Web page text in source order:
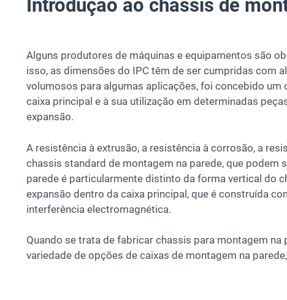
Introdução ao chassis de
Alguns produtores de máquinas e equipamentos são
isso, as dimensões do IPC têm de ser cumpridas com
volumosos para algumas aplicações, foi concebido
caixa principal e à sua utilização em determinadas
expansão.
A resistência à extrusão, a resistência à corrosão, a
chassis standard de montagem na parede, que
parede é particularmente distinto da forma vertical do
expansão dentro da caixa principal, que é construída
interferência electromagnética.
Quando se trata de fabricar chassis para montagem na
variedade de opções de caixas de montagem na